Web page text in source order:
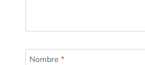
Nombre *